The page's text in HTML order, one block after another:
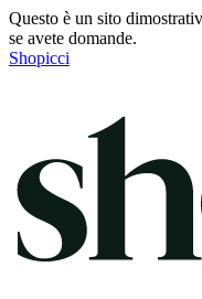
Questo è un sito
se avete domande.
Shopicci